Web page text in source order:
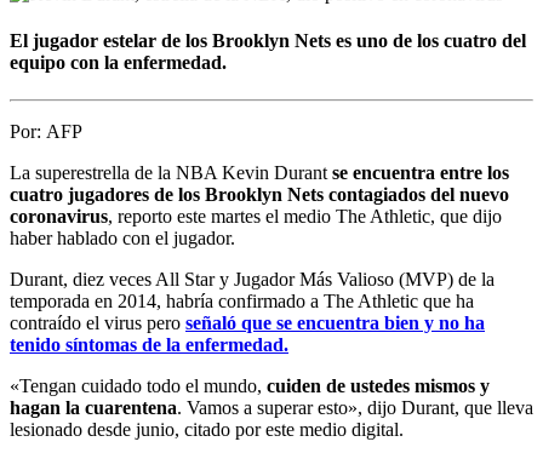
El jugador estelar de los Brooklyn Nets es uno de los cuatro del
equipo con la enfermedad.
Por: AFP
La superestrella de la NBA Kevin Durant se encuentra entre los
cuatro jugadores de los Brooklyn Nets contagiados del nuevo
coronavirus, reporto este martes el medio The Athletic, que dijo
haber hablado con el jugador.
Durant, diez veces All Star y Jugador Más Valioso (MVP) de la
temporada en 2014, habría confirmado a The Athletic que ha
contraído el virus pero señaló que se encuentra bien y no ha
tenido síntomas de la enfermedad.
«Tengan cuidado todo el mundo, cuiden de ustedes mismos y
hagan la cuarentena. Vamos a superar esto», dijo Durant, que lleva
lesionado desde junio, citado por este medio digital.